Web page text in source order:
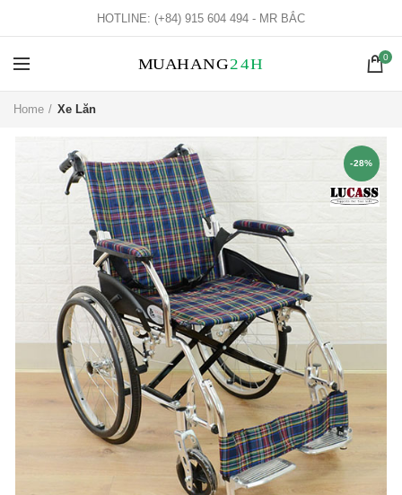
HOTLINE: (+84) 915 604 494 - MR BẮC
0
Home Xe Lăn
-28%